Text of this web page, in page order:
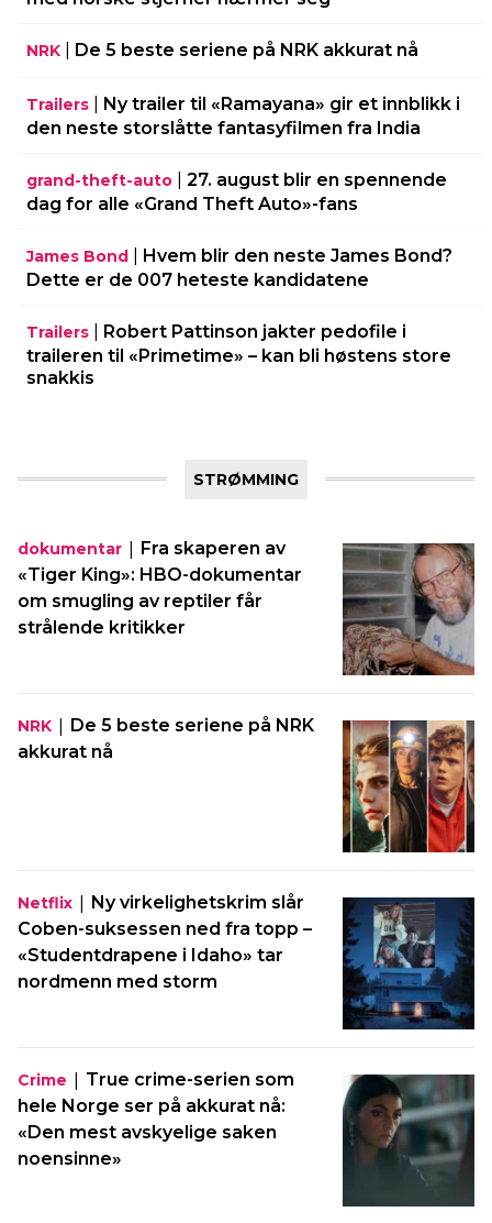
NRK De 5 beste seriene på NRK akkurat nå
Trailers
Ny trailer til «Ramayana» gir et innblikk i
den neste storslåtte fantasyfilmen fra India
grand-theft-auto
27. august blir en spennende
dag for alle «Grand Theft Auto»-fans
James Bond
Hvem blir den neste James Bond?
Dette er de 007 heteste kandidatene
Trailers
Robert Pattinson jakter pedofile i
traileren til «Primetime» – kan bli høstens store
snakkis
STRØMMING
dokumentar | Fra skaperen av
«Tiger King»: HBO-dokumentar
om smugling av reptiler får
strålende kritikker
NRK | De 5 beste seriene på NRK
akkurat nå
Netflix | Ny virkelighetskrim slår
Coben-suksessen ned fra topp –
«Studentdrapene i Idaho» tar
nordmenn med storm
Crime | True crime-serien som
hele Norge ser på akkurat nå:
«Den mest avskyelige saken
noensinne»